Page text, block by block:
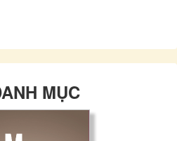
MỤC